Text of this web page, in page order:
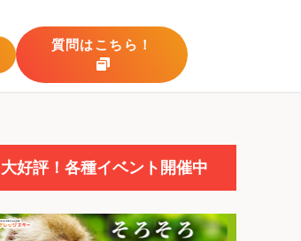
質問はこちら！
大好評！各種イベント開催中